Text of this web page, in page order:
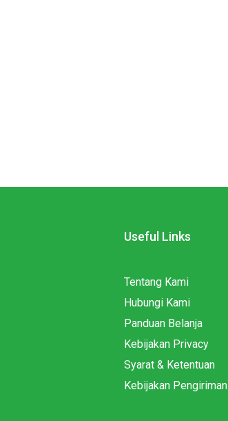
Useful Links
Tentang Kami
Hubungi Kami
Panduan Belanja
Kebijakan Privacy
Syarat & Ketentuan
Kebijakan Pengiriman